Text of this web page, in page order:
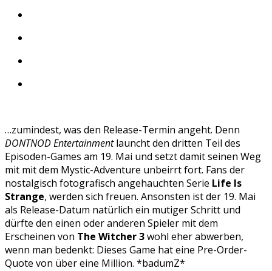
…zumindest, was den Release-Termin angeht. Denn
DONTNOD Entertainmentlauncht den dritten Teil des
Episoden-Games am 19. Mai und setzt damit seinen Weg
mit mit dem Mystic-Adventure unbeirrt fort. Fans der
nostalgisch fotografisch angehauchten Serie Life Is
Strange, werden sich freuen. Ansonsten ist der 19. Mai
als Release-Datum natürlich ein mutiger Schritt und
dürfte den einen oder anderen Spieler mit dem
Erscheinen von The Witcher 3wohl eher abwerben,
wenn man bedenkt: Dieses Game hat eine Pre-Order-
Quote von über eine Million. *badumZ*